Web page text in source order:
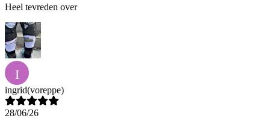
Heel tevreden over
I
ingrid(voreppe)
28/06/26